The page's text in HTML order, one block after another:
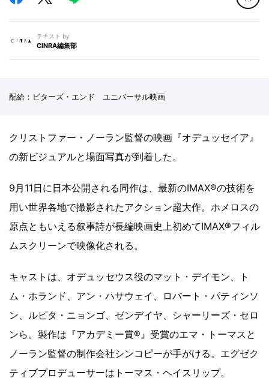
テキスト by
CINRA編集部
配給：ビターズ・エンド ユニバーサル映画
クリストファー・ノーラン監督の映画『オデュッセイア』
の新ビジュアルと場面写真が到着した。
9月11日に日本公開される同作は、最新のIMAX®の技術を
用い世界各地で撮影されたアクション超大作。ホメロスの
原点ともいえる叙事詩が長編映画史上初めてIMAX®フィル
ムスクリーンで映像化される。
キャストは、オデュッセウス役のマット・デイモン、ト
ム・ホランド、アン・ハサウェイ、ロバート・パティンソ
ン、ルピタ・ニョンゴ、ゼンデイヤ、シャーリーズ・セロ
ンら。製作は『アカデミー賞®』受賞のエマ・トーマスと
ノーラン監督の制作会社シンコピーが手がける。エグゼク
ティブプロデューサーはトーマス・ヘイスリップ。